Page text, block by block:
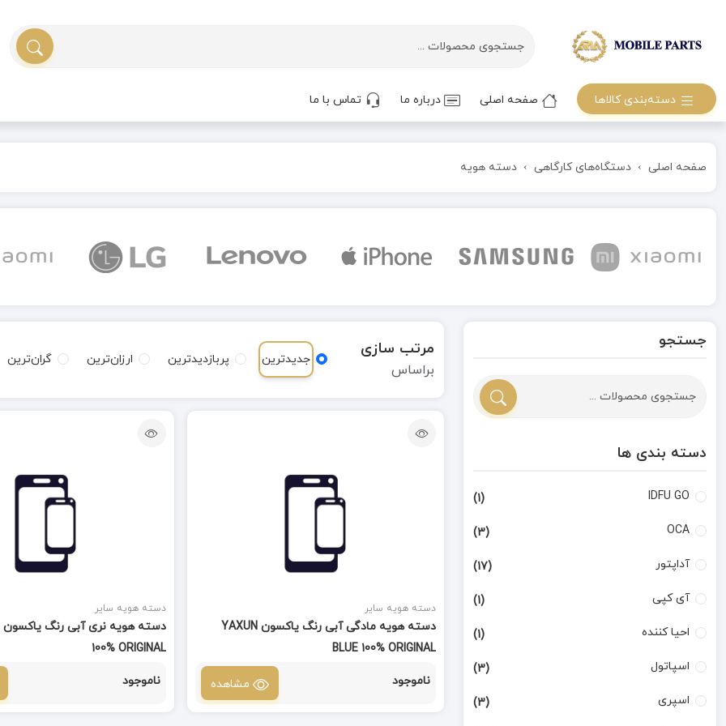
دسته‌بندی کالاها صفحه اصلی درباره ما تماس با ما
صفحه اصلی دستگاه‌های کارگاهی دسته هویه
جستجو
دسته بندی ها
IDFU GO
(1)
OCA
(3)
آداپتور (17)
آی کپی (1)
احیا کننده (1)
اسپاتول (3)
اسپری (3)
مرتب سازی
براساس
جدیدترین پربازدیدترین ارزان‌ترین گران‌ترین
دسته هویه سایر
دسته هویه مادگی آبی رنگ یاکسون YAXUN
BLUE 100% ORIGINAL
ناموجود مشاهده
دسته هویه سایر
100% ORIGINAL
ناموجود